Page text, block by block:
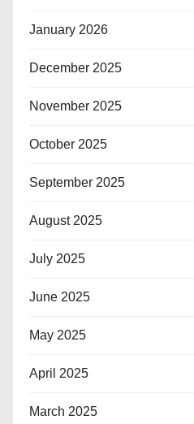
January 2026
December 2025
November 2025
October 2025
September 2025
August 2025
July 2025
June 2025
May 2025
April 2025
March 2025